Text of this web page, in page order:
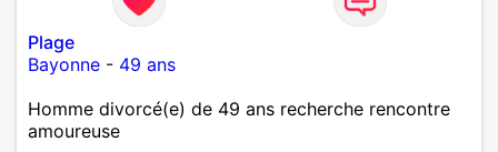
Plage
Bayonne - 49 ans
Homme divorcé(e) de 49 ans recherche rencontre
amoureuse